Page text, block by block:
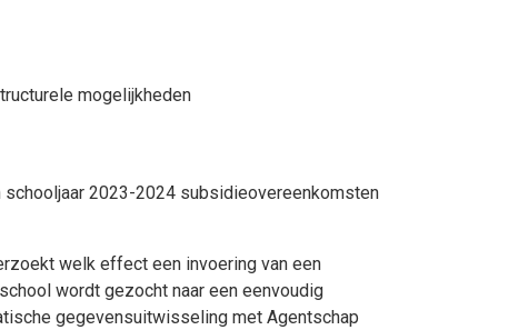
mogelijkheden
2023-2024 subsidieovereenkomsten
welk effect een invoering van een
wordt gezocht naar een eenvoudig
gegevensuitwisseling met Agentschap